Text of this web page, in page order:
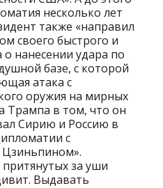
несколько лет
также «направил
своего быстрого и
нанесении удара по
базе, с которой
атака с
оружия на мирных
Трампа в том, что он
Сирию и Россию в
с
за уши
Выдавать